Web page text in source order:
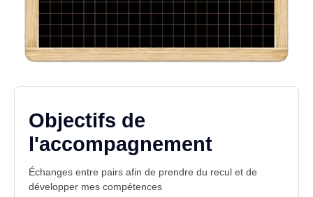
Objectifs de
l'accompagnement
Échanges entre pairs afin de prendre du recul et de
développer mes compétences